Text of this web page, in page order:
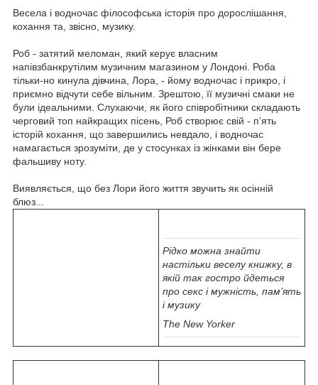
Весела і водночас філософська історія про дорослішання,
кохання та, звісно, музику.
Роб - затятий меломан, який керує власним
напівзбанкрутілим музичним магазином у Лондоні. Роба
тільки-но кинула дівчина, Лора, - йому водночас і прикро, і
приємно відчути себе вільним. Зрештою, її музичні смаки не
були ідеальними. Слухаючи, як його співробітники складають
черговий топ найкращих пісень, Роб створює свій - п’ять
історій кохання, що завершились невдало, і водночас
намагається зрозуміти, де у стосунках із жінками він бере
фальшиву ноту.
Виявляється, що без Лори його життя звучить як осінній
блюз...
Рідко можна знайти
настільки веселу книжку, в
якій так гостро йдеться
про секс і мужність, пам’ять
і музику
The New Yorker